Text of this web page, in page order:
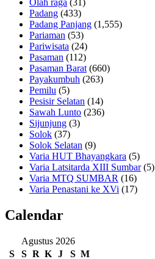
Padang (433)
Padang Panjang (1,555)
Pariaman (53)
Pariwisata (24)
Pasaman (112)
Pasaman Barat (660)
Payakumbuh (263)
Pemilu (5)
Pesisir Selatan (14)
Sawah Lunto (236)
Sijunjung (3)
Solok (37)
Solok Selatan (9)
Varia HUT Bhayangkara (5)
Varia Latsitarda XIII Sumbar(5)
Varia MTQ SUMBAR (16)
Varia Penastani ke XVi (17)
Calendar
Agustus 2026
S
S R K J S M